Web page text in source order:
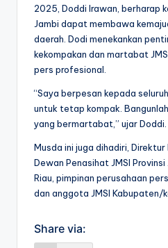
2025, Doddi Irawan, berharap
Jambi dapat membawa
daerah. Dodi menekankan
kekompakan dan martabat
pers profesional.
“Saya berpesan kepada
untuk tetap kompak.
yang bermartabat,” ujar Doddi.
Musda ini juga dihadiri, Direktur
Dewan Penasihat JMSI Provinsi
Riau, pimpinan perusahaan
dan anggota JMSI
Share via: